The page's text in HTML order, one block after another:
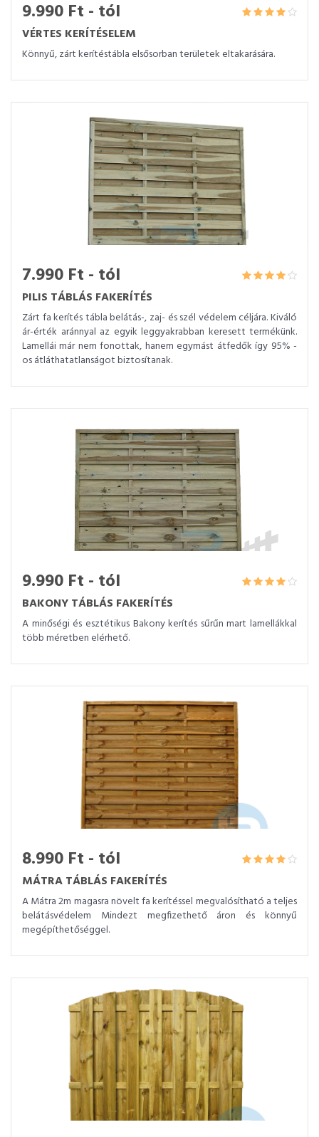
9.990 Ft - tól
VÉRTES KERÍTÉSELEM
Könnyű, zárt kerítéstábla elsősorban területek eltakarására.
7.990 Ft - tól
PILIS TÁBLÁS FAKERÍTÉS
Zárt fa kerítés tábla belátás-, zaj- és szél védelem céljára. Kiváló
ár-érték aránnyal az egyik leggyakrabban keresett termékünk.
Lamellái már nem fonottak, hanem egymást átfedők így 95% -
os átláthatatlanságot biztosítanak.
9.990 Ft - tól
BAKONY TÁBLÁS FAKERÍTÉS
A minőségi és esztétikus Bakony kerítés sűrűn mart lamellákkal
több méretben elérhető.
8.990 Ft - tól
MÁTRA TÁBLÁS FAKERÍTÉS
A Mátra 2m magasra növelt fa kerítéssel megvalósítható a teljes
belátásvédelem Mindezt megfizethető áron és könnyű
megépíthetőséggel.